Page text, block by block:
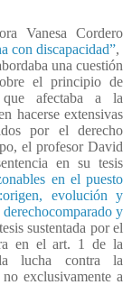
Vanesa Cordero
con discapacidad”,
una cuestión
el principio de
afectaba a la
hacerse extensivas
por el derecho
el profesor David
en su tesis
en el puesto
evolución y
y
sustentada por el
en el art. 1 de la
lucha contra la
exclusivamente a